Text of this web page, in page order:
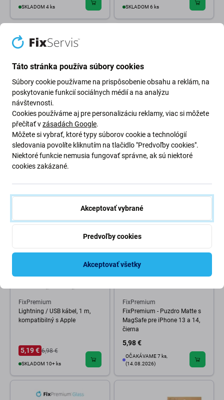
SKLADOM 4 ks SKLADOM 6 ks
FixPremium
FixPremium HydroGel HD -
Ochranná Fólia pre iPhone 13,
13 Pro, 14 a 16e
4,98 €
FixPremium - Autonabíjačka s
MagSafe V1, čierna
15,98 €
-26 %
FixPremium
Lightning / USB kábel, 1 m,
kompatibilný s Apple
5,19 € 6,98 €
SKLADOM 10+ ks
FixPremium
FixPremium - Puzdro Matte s
MagSafe pre iPhone 13 a 14,
čierna
5,98 €
OČAKÁVAME 7 ks,
(14.08.2026)
Táto stránka používa súbory cookies
Súbory cookie používame na prispôsobenie obsahu a reklám, na
poskytovanie funkcií sociálnych médií a na analýzu
návštevnosti.
Cookies používáme aj pre personalizáciu reklamy, viac si môžete
přečítať vzásadách Google.
Môžete si vybrať, ktoré typy súborov cookie a technológií
sledovania povolíte kliknutím na tlačidlo "Predvoľby cookies".
Niektoré funkcie nemusia fungovať správne, ak sú niektoré
cookies zakázané.
Akceptovať vybrané
Predvoľby cookies
Akceptovať všetky